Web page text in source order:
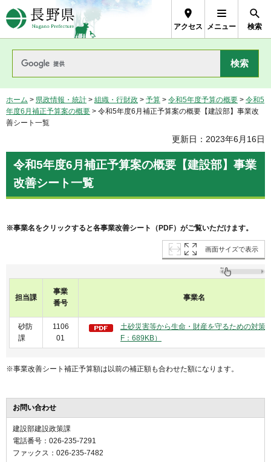
長野県Nagano Prefecture
アクセス メニュー 検索
ホーム > 県政情報・統計 > 組織・行財政 > 予算 > 令和5年度予算の概要 > 令和5
年度6月補正予算案の概要 > 令和5年度6月補正予算案の概要【建設部】事業改
善シート一覧
更新日：2023年6月16日
令和5年度6月補正予算案の概要【建設部】事業
改善シート一覧
※事業名をクリックすると各事業改善シート（PDF）がご覧いただけます。
画面サイズで表示
担当課
事業
番号
事業名
砂防
課
1106
01
土砂災害等から生命・財産を守るための対策
F：689KB）
※事業改善シート補正予算額は以前の補正額も合わせた額になります。
お問い合わせ
建設部建設政策課
電話番号：026-235-7291
ファックス：026-235-7482